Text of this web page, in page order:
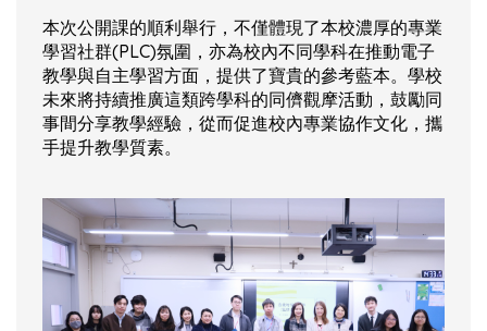
本次公開課的順利舉行，不僅體現了本校濃厚的專業
學習社群(PLC)氛圍，亦為校內不同學科在推動電子
教學與自主學習方面，提供了寶貴的參考藍本。學校
未來將持續推廣這類跨學科的同儕觀摩活動，鼓勵同
事間分享教學經驗，從而促進校內專業協作文化，攜
手提升教學質素。